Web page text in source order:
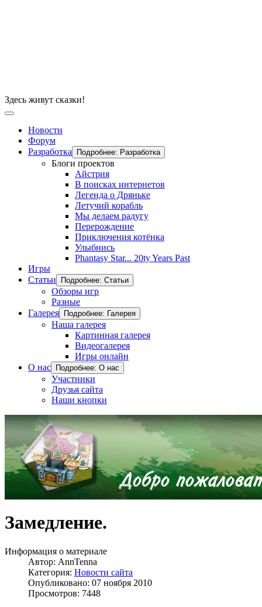
Здесь живут сказки!
Новости
Форум
Разработка
Подробнее: Разработка
Блоги проектов
Айстрия
В поисках интернетов
Легенда о Дряньке
Летучий корабль
Мы делаем радугу
Перерождение
Приключения котёнка
Улыбнись
Phantasy Star... 20ty Years Past
Игры
Статьи
Подробнее: Статьи
Обзоры игр
Разные
Галерея
Подробнее: Галерея
Наша галерея
Картинная галерея
Видеогалерея
Игры онлайн
О нас
Подробнее: О нас
Участники
Друзья сайта
Наши кнопки
Замедление.
Информация о материале
Автор: AnnTenna
Категория: Новости сайта
Опубликовано: 07 ноября 2010
Просмотров: 7448